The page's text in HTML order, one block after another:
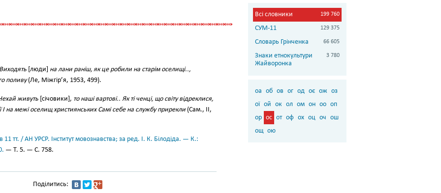
Виходять [люди] на лани раніш, як це робили на старім оселищі..,
поливу(Ле, Міжгір’я, 1953, 499).
живуть [січовики], то наші вартові.. Як ті ченці, що світу відреклися,
І на межі оселищ християнських Самі себе на службу прирекли (Сам., II,
11 тт. / АН УРСР. Інститут мовознавства; за ред. І. К. Білодіда. — К.:
— Т. 5. — С. 758.
Поділитись:
Всі словники 199 760
СУМ-11 129 375
Словарь Грінченка 66 605
Знаки етнокультури
Жайворонка
3 780
оа об ов ог од оє ож оз
ої ой ок ол ом он оо оп
ор ос от оф ох оц оч ош
ощ ою